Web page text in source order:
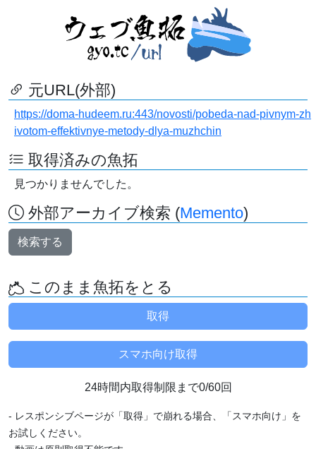
元URL(外部)
https://doma-hudeem.ru:443/novosti/pobeda-nad-pivnym-zh
ivotom-effektivnye-metody-dlya-muzhchin
取得済みの魚拓
見つかりませんでした。
外部アーカイブ検索 (Memento)
検索する
このまま魚拓をとる
24時間内取得制限まで0/60回
- レスポンシブページが「取得」で崩れる場合、「スマホ向け」を
お試しください。